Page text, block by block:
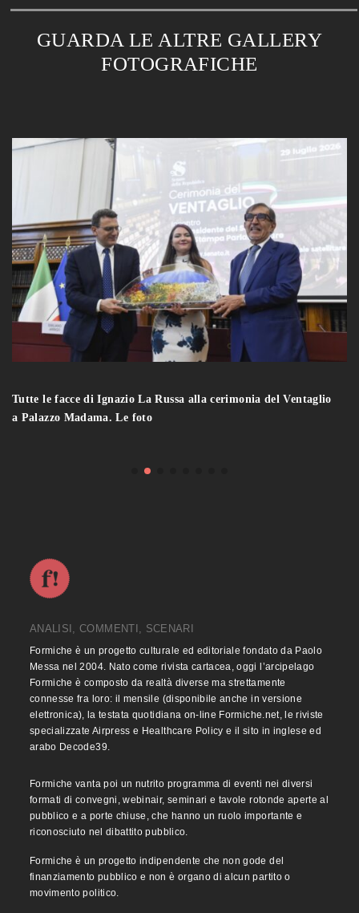
GUARDA LE ALTRE GALLERY
FOTOGRAFICHE
Tutte le facce di Ignazio La Russa alla cerimonia del Ventaglio
a Palazzo Madama. Le foto
ANALISI, COMMENTI, SCENARI
Formiche è un progetto culturale ed editoriale fondato da Paolo
Messa nel 2004. Nato come rivista cartacea, oggi l’arcipelago
Formiche è composto da realtà diverse ma strettamente
connesse fra loro: il mensile (disponibile anche in versione
elettronica), la testata quotidiana on-line Formiche.net, le riviste
specializzate Airpress e Healthcare Policy e il sito in inglese ed
arabo Decode39.
Formiche vanta poi un nutrito programma di eventi nei diversi
formati di convegni, webinair, seminari e tavole rotonde aperte al
pubblico e a porte chiuse, che hanno un ruolo importante e
riconosciuto nel dibattito pubblico.
Formiche è un progetto indipendente che non gode del
finanziamento pubblico e non è organo di alcun partito o
movimento politico.